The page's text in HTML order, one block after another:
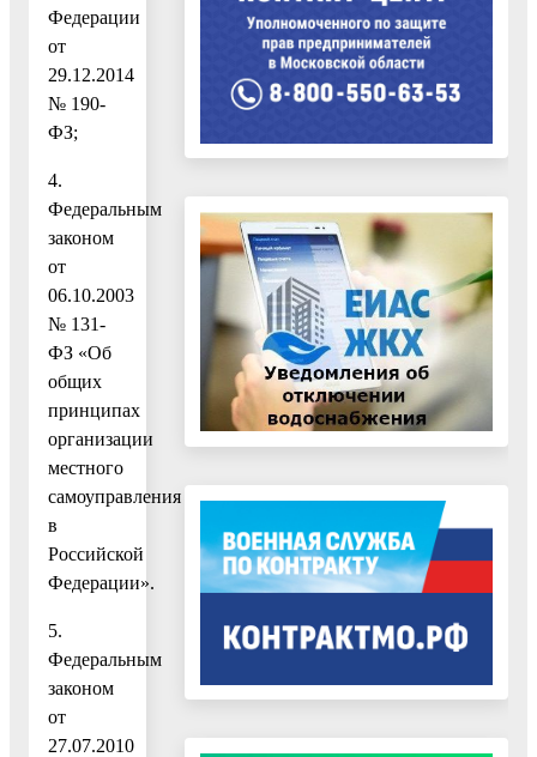
Федерации
от
29.12.2014
№ 190-
ФЗ;
4.
Федеральным
законом
от
06.10.2003
№ 131-
ФЗ «Об
общих
принципах
организации
местного
самоуправления
в
Российской
Федерации».
5.
Федеральным
законом
от
27.07.2010